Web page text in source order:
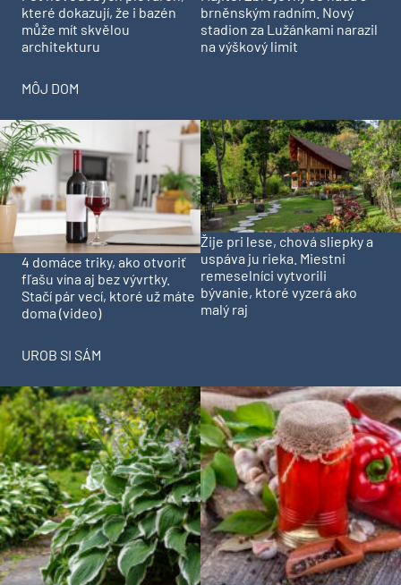
které dokazují, že i bazén
může mít skvělou
architekturu
brněnským radním. Nový
stadion za Lužánkami narazil
na výškový limit
MÔJ DOM
4 domáce triky, ako otvoriť
fľašu vína aj bez vývrtky.
Stačí pár vecí, ktoré už máte
doma (video)
Žije pri lese, chová sliepky a
uspáva ju rieka. Miestni
remeselníci vytvorili
bývanie, ktoré vyzerá ako
malý raj
UROB SI SÁM